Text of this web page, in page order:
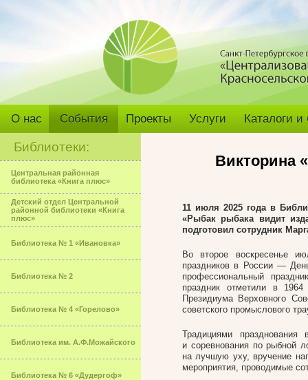
О нас События Проекты Услуги Каталоги
Библиотеки:
Центральная районная
библиотека «Книга плюс»
Детский отдел Центральной
районной библиотеки «Книга
плюс»
Библиотека № 1 «Ивановка»
Библиотека № 2
Библиотека № 4 «Горелово»
Библиотека им. А.Ф.Можайского
Библиотека № 6 «Дудергоф»
Викторина
11 июля 2025 года в
«Рыбак рыбака видит
подготовил сотрудник
Во второе воскресенье
праздников в России —
профессиональный
праздник отметили в
Президиума Верховного
советского промыслового
Традициями
и соревнования по рыбной
на лучшую уху, вручение
мероприятия, проводимые